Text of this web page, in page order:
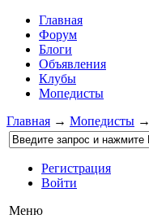
Главная
Форум
Блоги
Объявления
Клубы
Мопедисты
Главная → Мопедисты →
Регистрация
Войти
Меню